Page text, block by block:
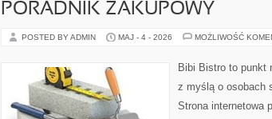
PORADNIK ZAKUPOWY
POSTED BY ADMIN MAJ - 4 - 2026 MOŻLIWOŚĆ
Bibi Bistro to punkt
z myślą o osobach
Strona internetowa